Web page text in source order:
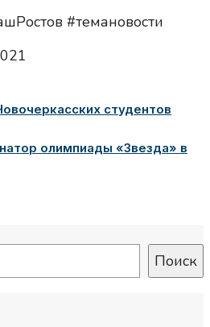
#темановости
студентов
олимпиады «Звезда» в
Поиск